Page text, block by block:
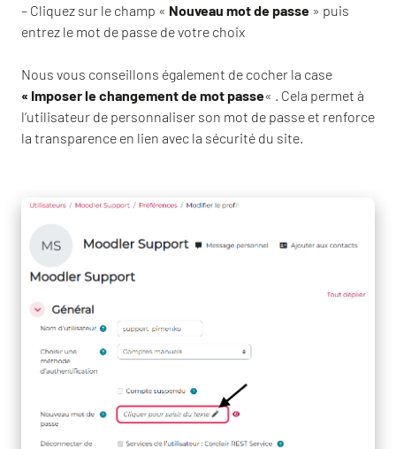
– Cliquez sur le champ « Nouveau mot de passe » puis
entrez le mot de passe de votre choix
Nous vous conseillons également de cocher la case
« Imposer le changement de mot passe« . Cela permet à
l’utilisateur de personnaliser son mot de passe et renforce
la transparence en lien avec la sécurité du site.